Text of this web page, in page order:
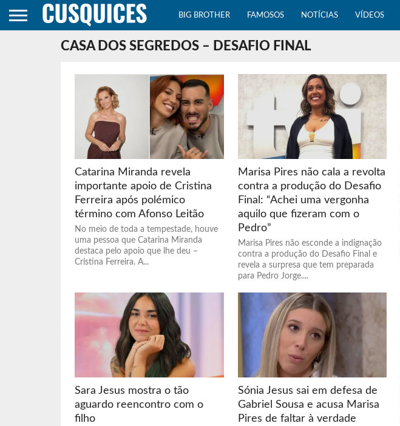
BIG BROTHER FAMOSOS NOTÍCIAS VÍDEOS
CASA DOS SEGREDOS – DESAFIO FINAL
Catarina Miranda revela
importante apoio de Cristina
Ferreira após polémico
término com Afonso Leitão
No meio de toda a tempestade, houve
uma pessoa que Catarina Miranda
destaca pelo apoio que lhe deu –
Cristina Ferreira. A...
Marisa Pires não cala a revolta
contra a produção do Desafio
Final: “Achei uma vergonha
aquilo que fizeram com o
Pedro”
Marisa Pires não esconde a indignação
contra a produção do Desafio Final e
revela a surpresa que tem preparada
para Pedro Jorge....
Sara Jesus mostra o tão
aguardo reencontro com o
filho
Sónia Jesus sai em defesa de
Gabriel Sousa e acusa Marisa
Pires de faltar à verdade